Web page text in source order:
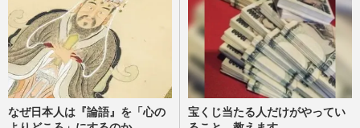
なぜ日本人は『論語』を「心の
宝くじ当たる人だけがやってい